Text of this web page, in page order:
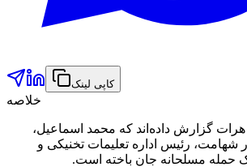
کاپی لینک
خلاصه
هرات گزارش داده‌اند که محمد اسماعیل،
شهامت، رئیس اداره تعلیمات تخنیکی و
حمله مسلحانه جان باخته است.